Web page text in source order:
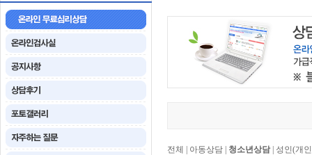
전체 아동상담 청소년상담| 성인(개